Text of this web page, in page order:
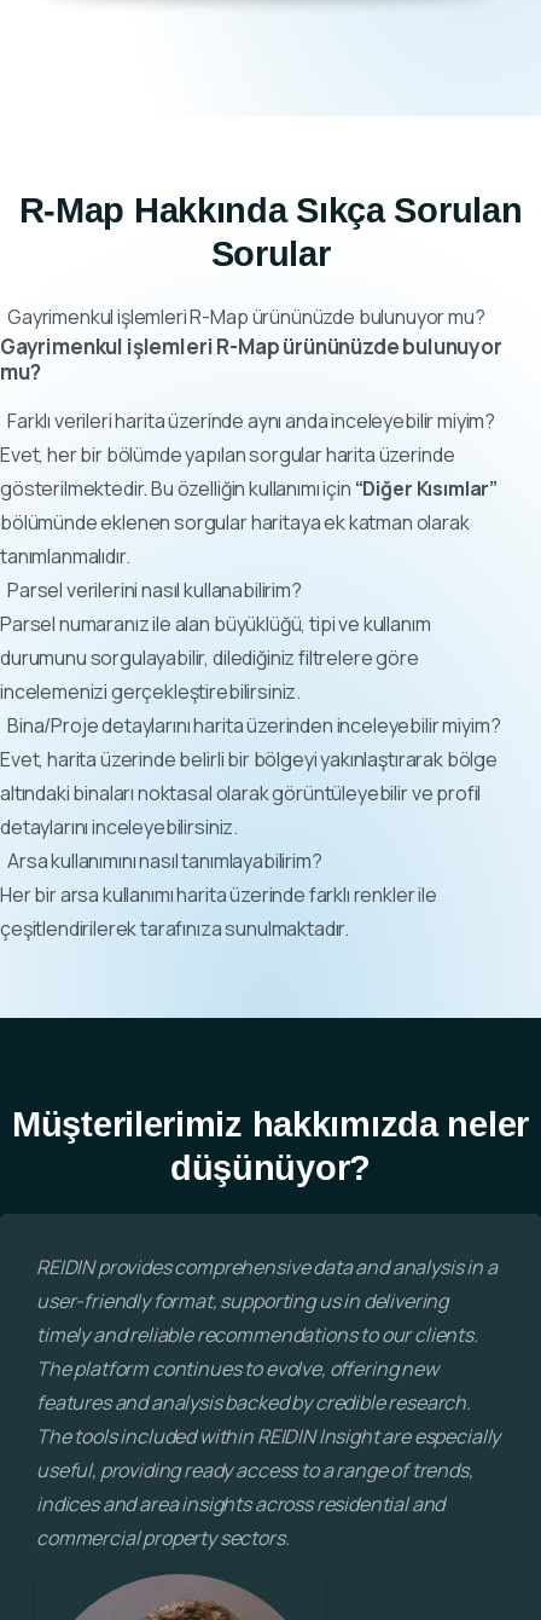
R-Map Hakkında Sıkça Sorulan
Sorular
Gayrimenkul işlemleri R-Map ürününüzde bulunuyor mu?
Gayrimenkul işlemleri R-Map ürününüzde bulunuyor
mu?
Farklı verileri harita üzerinde aynı anda inceleyebilir miyim?
Evet, her bir bölümde yapılan sorgular harita üzerinde
gösterilmektedir. Bu özelliğin kullanımı için “Diğer Kısımlar”
bölümünde eklenen sorgular haritaya ek katman olarak
tanımlanmalıdır.
Parsel verilerini nasıl kullanabilirim?
Parsel numaranız ile alan büyüklüğü, tipi ve kullanım
durumunu sorgulayabilir, dilediğiniz filtrelere göre
incelemenizi gerçekleştirebilirsiniz.
Bina/Proje detaylarını harita üzerinden inceleyebilir miyim?
Evet, harita üzerinde belirli bir bölgeyi yakınlaştırarak bölge
altındaki binaları noktasal olarak görüntüleyebilir ve profil
detaylarını inceleyebilirsiniz.
Arsa kullanımını nasıl tanımlayabilirim?
Her bir arsa kullanımı harita üzerinde farklı renkler ile
çeşitlendirilerek tarafınıza sunulmaktadır.
Müşterilerimiz hakkımızda neler
düşünüyor?
REIDIN provides comprehensive data and analysis in a
user-friendly format, supporting us in delivering
timely and reliable recommendations to our clients.
The platform continues to evolve, offering new
features and analysis backed by credible research.
The tools included within REIDIN Insight are especially
useful, providing ready access to a range of trends,
indices and area insights across residential and
commercial property sectors.